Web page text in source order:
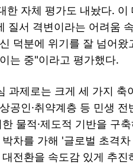
한 자체 평가도 내놨다.
질서 격변이라는 어려움
덕분에 위기를 잘 넘어
는 중"이라고 평가했다.
과제로는 크게 세 가지
공인·취약계층 등 민생
물적·제도적 기반을 구
차를 가해 '글로벌 초격
전환을 속도감 있게 추